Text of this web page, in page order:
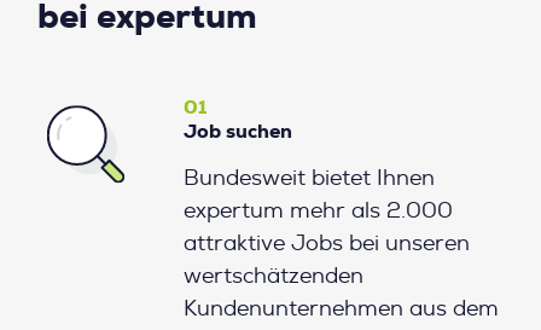
bei expertum
01
Job suchen
Bundesweit bietet Ihnen
expertum mehr als 2.000
attraktive Jobs bei unseren
wertschätzenden
Kundenunternehmen aus dem